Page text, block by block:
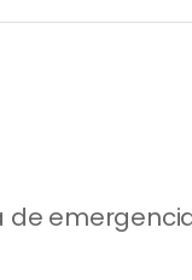
de